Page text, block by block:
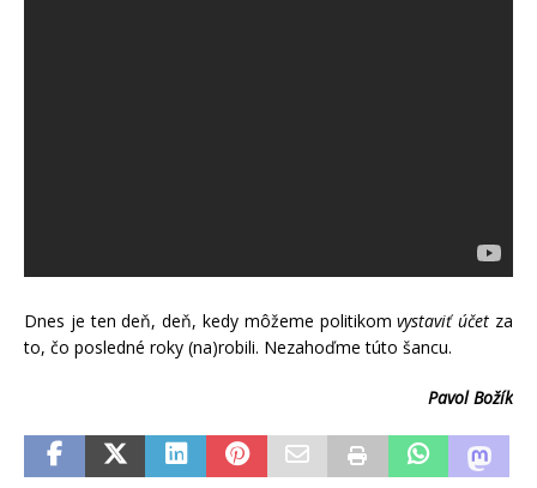
Dnes je ten deň, deň, kedy môžeme politikomvystaviť účet za
to, čo posledné roky (na)robili. Nezahoďme túto šancu.
Pavol Božík